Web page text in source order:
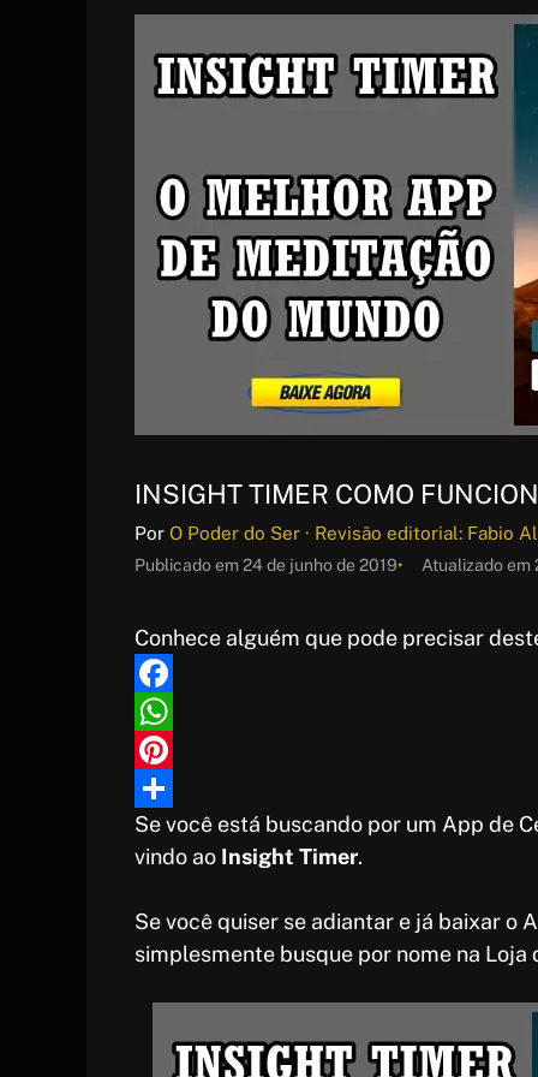
INSIGHT TIMER COMO
Por O Poder do Ser · Revisão editorial: Fabio
Publicado em 24 de junho de 2019 Atualizado em
Conhece alguém que pode precisar
F
a
c
e
b
W
h
a
t
A
P
i
n
S
h
Se você está buscando por um App de
vindo ao Insight Timer.
Se você quiser se adiantar e já baixar o
simplesmente busque por nome na Loja